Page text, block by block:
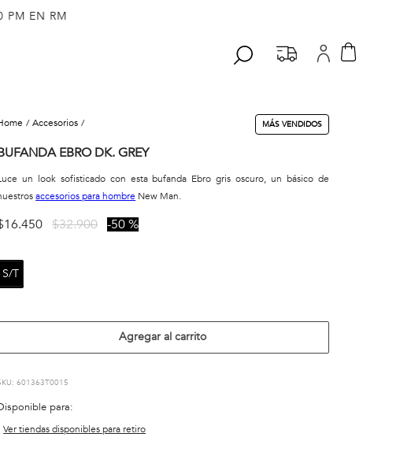
PM EN RM
accesorios MÁS VENDIDOS
EBRO DK. GREY
un look sofisticado con esta bufanda Ebro gris oscuro, un básico de
accesorios para hombre New Man.
16.450 $32.900 50 %
S/T
Agregar al carrito
:601363T0015
para:
Ver tiendas disponibles para retiro